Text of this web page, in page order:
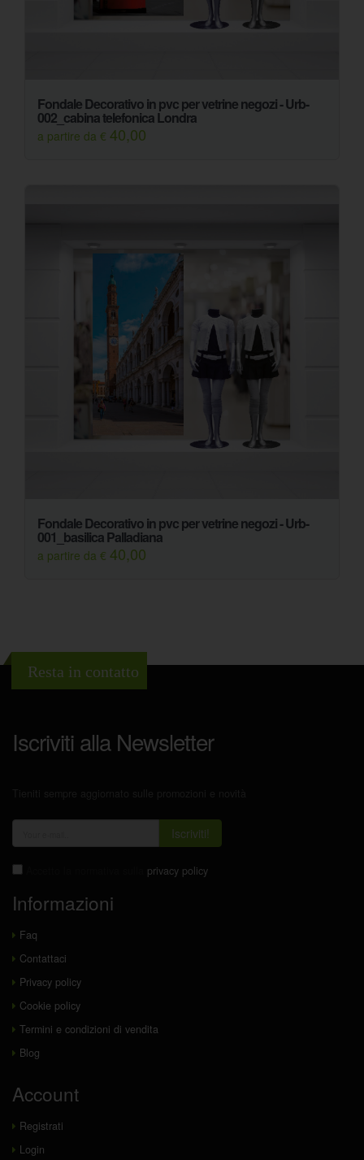
Fondale Decorativo in pvc per vetrine negozi - Urb-
002_cabina telefonica Londra
a partire da € 40,00
Fondale Decorativo in pvc per vetrine negozi - Urb-
001_basilica Palladiana
a partire da € 40,00
Resta in contatto
Iscriviti alla Newsletter
Iscriviti!
privacy policy
Informazioni
Faq
Contattaci
Privacy policy
Cookie policy
Termini e condizioni di vendita
Blog
Account
Registrati
Login